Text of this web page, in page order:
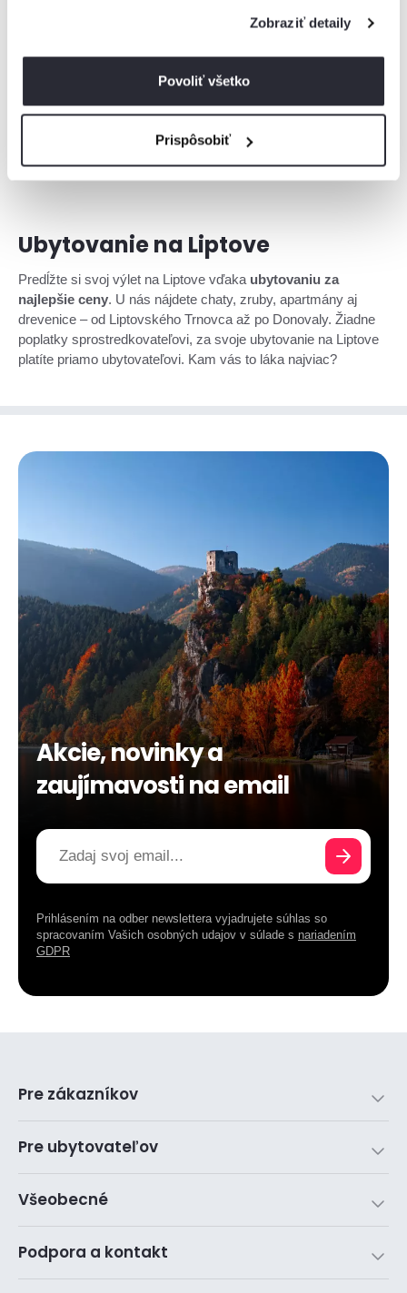
Zobraziť detaily
Povoliť všetko
Prispôsobiť
turistika na Kriváň. Jachting na Liptovskej Mare
osvieženie sa v horskej bystrine. Bryndzove pirohy na salaši,
lyžovačka, Demänovská jaskyňa alebo skanzen Vlkolínec.
je Liptov.
Ubytovanie na Liptove
Predĺžte si svoj výlet na Liptove vďaka ubytovaniu za
najlepšie ceny. U nás nájdete chaty, zruby, apartmány aj
drevenice – od Liptovského Trnovca až po Donovaly. Žiadne
poplatky sprostredkovateľovi, za svoje ubytovanie na Liptove
platíte priamo ubytovateľovi. Kam vás to láka najviac?
Akcie, novinky a
zaujímavosti na email
Prihlásením na odber newslettera vyjadrujete súhlas so
spracovaním Vašich osobných udajov v súlade s nariadením
GDPR
Pre zákazníkov
Pre ubytovateľov
Všeobecné
Podpora a kontakt